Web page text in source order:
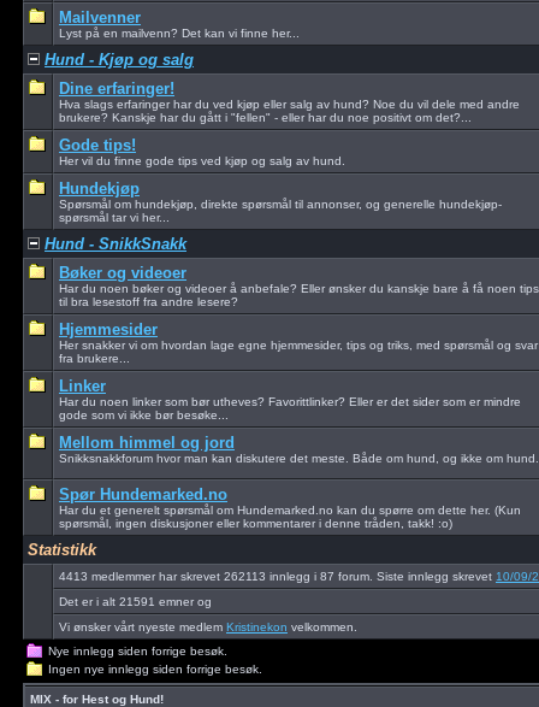
Mailvenner
Lyst på en mailvenn? Det kan vi finne her...
Hund - Kjøp og salg
Dine erfaringer!
Hva slags erfaringer har du ved kjøp eller salg av hund? Noe du vil dele med andre
brukere? Kanskje har du gått i "fellen" - eller har du noe positivt om det?...
Gode tips!
Her vil du finne gode tips ved kjøp og salg av hund.
Hundekjøp
Spørsmål om hundekjøp, direkte spørsmål til annonser, og generelle hundekjøp-
spørsmål tar vi her...
Hund - SnikkSnakk
Bøker og videoer
Har du noen bøker og videoer å anbefale? Eller ønsker du kanskje bare å få noen tips
til bra lesestoff fra andre lesere?
Hjemmesider
Her snakker vi om hvordan lage egne hjemmesider, tips og triks, med spørsmål og svar
fra brukere...
Linker
Har du noen linker som bør utheves? Favorittlinker? Eller er det sider som er mindre
gode som vi ikke bør besøke...
Mellom himmel og jord
Snikksnakkforum hvor man kan diskutere det meste. Både om hund, og ikke om hund.
Spør Hundemarked.no
Har du et generelt spørsmål om Hundemarked.no kan du spørre om dette her. (Kun
spørsmål, ingen diskusjoner eller kommentarer i denne tråden, takk! :o)
Statistikk
4413 medlemmer har skrevet 262113 innlegg i 87 forum. Siste innlegg skrevet 10/09/
Det er i alt 21591 emner og
Vi ønsker vårt nyeste medlem Kristinekon velkommen.
Nye innlegg siden forrige besøk.
Ingen nye innlegg siden forrige besøk.
MIX - for Hest og Hund!